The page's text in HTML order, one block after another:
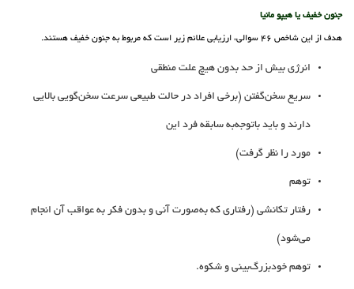
جنون خفیف یا هیپو مانیا
هدف از این شاخص 46 سوالی، ارزیابی علائم زیر است که مربوط به جنون خفیف هستند.
انرژی بیش از حد بدون هیچ علت منطقی
سریع سخن‌گفتن (برخی افراد در حالت طبیعی سرعت سخن‌گویی بالایی
دارند و باید باتوجه‌به سابقه فرد این
مورد را نظر گرفت)
توهم
رفتار تکانشی (رفتاری که به‌صورت آنی و بدون فکر به عواقب آن انجام
می‌شود)
توهم خودبزرگ‌بینی و شکوه.